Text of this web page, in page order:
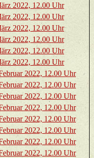
2022, 12.00 Uhr
2022, 12.00 Uhr
2022, 12.00 Uhr
2022, 12.00 Uhr
2022, 12.00 Uhr
2022, 12.00 Uhr
2022, 12.00 Uhr
2022, 12.00 Uhr
2022, 12.00 Uhr
2022, 12.00 Uhr
2022, 12.00 Uhr
2022, 12.00 Uhr
2022, 12.00 Uhr
2022, 12.00 Uhr